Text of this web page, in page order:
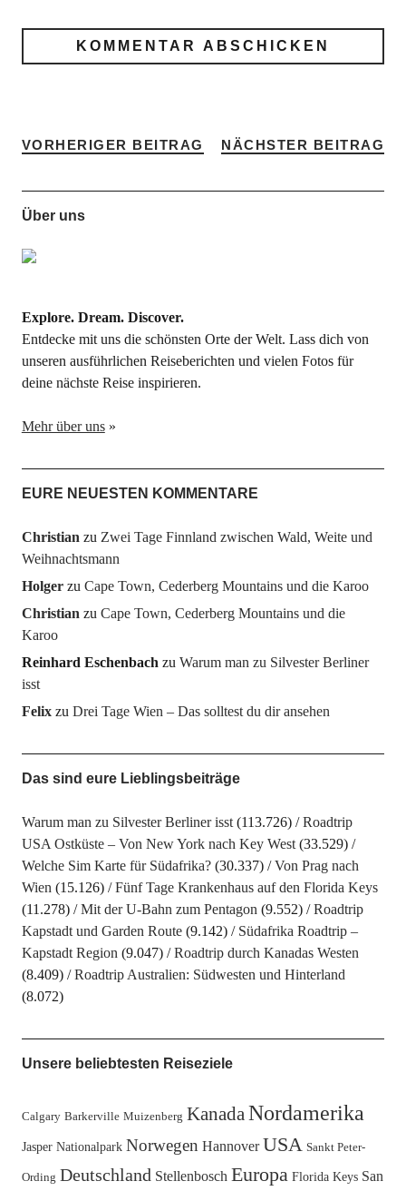
VORHERIGER BEITRAG NÄCHSTER BEITRAG
Über uns
Explore. Dream. Discover.
Entdecke mit uns die schönsten Orte der Welt. Lass dich von
unseren ausführlichen Reiseberichten und vielen Fotos für
deine nächste Reise inspirieren.
Mehr über uns»
EURE NEUESTEN KOMMENTARE
Christian zu Zwei Tage Finnland zwischen Wald, Weite und
Weihnachtsmann
Holgerzu Cape Town, Cederberg Mountains und die Karoo
Christian zu Cape Town, Cederberg Mountains und die
Karoo
Reinhard Eschenbach zu Warum man zu Silvester Berliner
isst
Felixzu Drei Tage Wien – Das solltest du dir ansehen
Das sind eure Lieblingsbeiträge
Warum man zu Silvester Berliner isst (113.726)
Roadtrip
USA Ostküste – Von New York nach Key West (33.529)
Welche Sim Karte für Südafrika? (30.337)
Von Prag nach
Wien (15.126)
Fünf Tage Krankenhaus auf den Florida Keys
(11.278)
Mit der U-Bahn zum Pentagon (9.552)
Roadtrip
Kapstadt und Garden Route (9.142)
Südafrika Roadtrip –
Kapstadt Region (9.047)
Roadtrip durch Kanadas Westen
(8.409)
Roadtrip Australien: Südwesten und Hinterland
(8.072)
Unsere beliebtesten Reiseziele
Calgary Barkerville Muizenberg KanadaNordamerika
Jasper Nationalpark Norwegen Hannover USA Sankt Peter-
Ording Deutschland Stellenbosch Europa Florida Keys San